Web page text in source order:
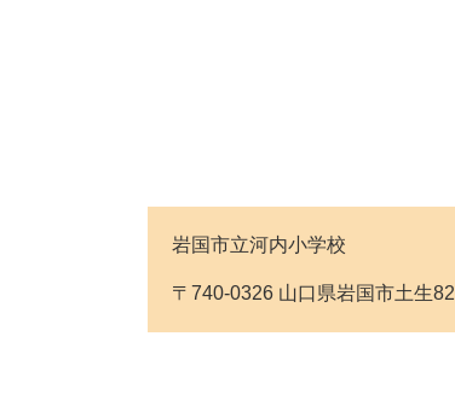
岩国市立河内小学校
〒740-0326 山口県岩国市土